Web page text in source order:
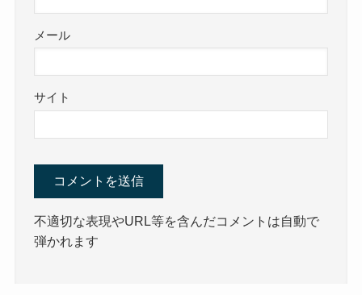
メール
サイト
不適切な表現やURL等を含んだコメントは自動で
弾かれます